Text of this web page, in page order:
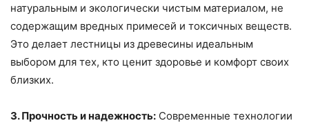
натуральным и экологически чистым материалом, не
содержащим вредных примесей и токсичных веществ.
Это делает лестницы из древесины идеальным
выбором для тех, кто ценит здоровье и комфорт своих
близких.
3. Прочность и надежность: Современные технологии